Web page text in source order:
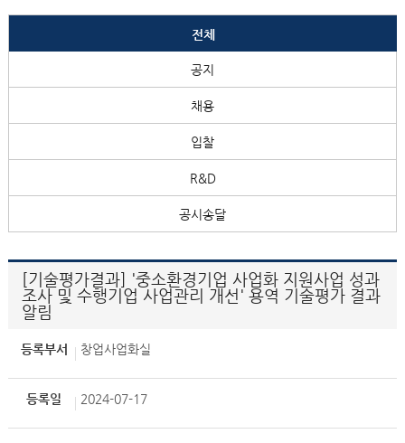
전체
공지
채용
입찰
R&D
공시송달
[기술평가결과] '중소환경기업 사업화 지원사업 성과
조사 및 수행기업 사업관리 개선' 용역 기술평가 결과
알림
등록부서 창업사업화실
등록일 2024-07-17